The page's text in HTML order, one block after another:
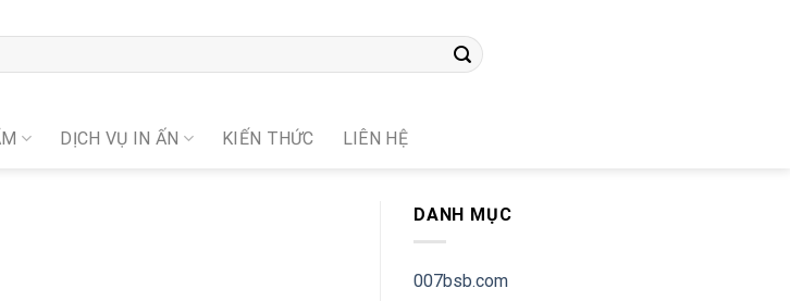
DỊCH VỤ IN ẤN KIẾN THỨC LIÊN HỆ
DANH MỤC
007bsb.com